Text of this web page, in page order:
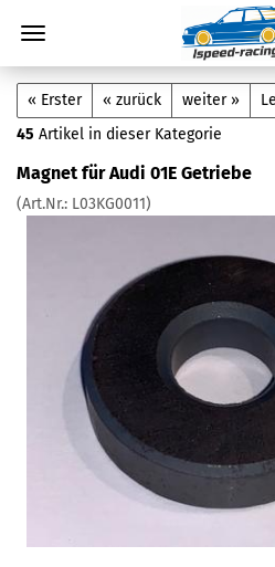
« Erster « zurück weiter »
45 Artikel in dieser Kategorie
Magnet für Audi 01E Getriebe
(Art.Nr.: L03KG0011)